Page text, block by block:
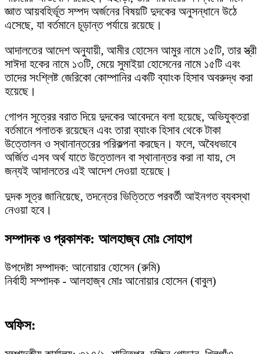
জ্ঞাত আয়বহির্ভূত সম্পদ অর্জনের বিষয়টি দুদকের অনুসন্ধানে উঠে
এসেছে, যা বর্তমানে চূড়ান্ত পর্যায়ে রয়েছে।
আদালতের আদেশ অনুযায়ী, আমীর হোসেন আমুর নামে ১৫টি, তার স্ত্রী
সাঈদা হকের নামে ১৩টি, মেয়ে সুমাইয়া হোসেনের নামে ১৫টি এবং
তাদের সংশ্লিষ্ট জেরিকো কোম্পানির একটি ব্যাংক হিসাব অবরুদ্ধ করা
হয়েছে।
গোপন সূত্রের বরাত দিয়ে দুদকের আবেদনে বলা হয়েছে, অভিযুক্তরা
বর্তমানে পলাতক রয়েছেন এবং তারা ব্যাংক হিসাব থেকে টাকা
উত্তোলন ও স্থানান্তরের পরিকল্পনা করছেন। ফলে, অবৈধভাবে
অর্জিত এসব অর্থ যাতে উত্তোলন বা স্থানান্তর করা না যায়, সে
জন্যই আদালতের এই আদেশ দেওয়া হয়েছে।
দুদক সূত্র জানিয়েছে, তদন্তের ভিত্তিতে পরবর্তী আইনগত ব্যবস্থা
নেওয়া হবে।
সম্পাদক ও প্রকাশক: আলহাজ্ব মোঃ সোহাগ
উপদেষ্টা সম্পাদক: আনোয়ার হোসেন (রুমি)
নির্বাহী সম্পাদক - আলহাজ্ব মোঃ আনোয়ার হোসেন (বাবুল)
অফিস: